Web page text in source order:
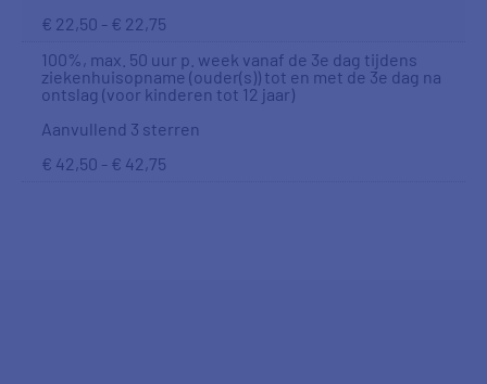
€ 22,50 - € 22,75
100%, max. 50 uur p. week vanaf de 3e dag tijdens
ziekenhuisopname (ouder(s)) tot en met de 3e dag na
ontslag (voor kinderen tot 12 jaar)
Aanvullend 3 sterren
€ 42,50 - € 42,75